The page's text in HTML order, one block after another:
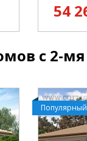
54
с 2-
Популярный